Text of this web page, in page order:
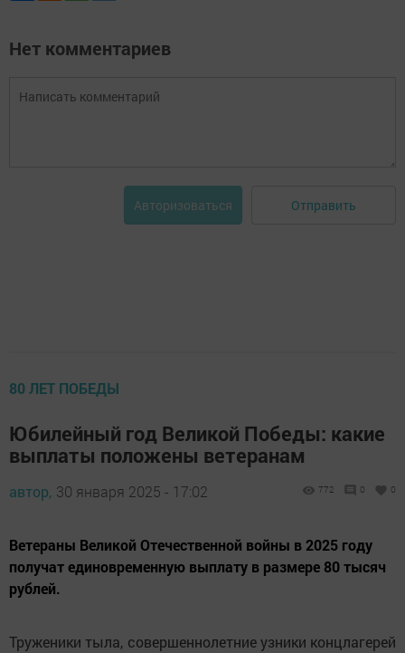
Нет комментариев
Авторизоваться Отправить
80 ЛЕТ ПОБЕДЫ
Юбилейный год Великой Победы: какие
выплаты положены ветеранам
автор, 30 января 2025 - 17:02 772 0 0
Ветераны Великой Отечественной войны в 2025 году
получат единовременную выплату в размере 80 тысяч
рублей.
Труженики тыла, совершеннолетние узники концлагерей